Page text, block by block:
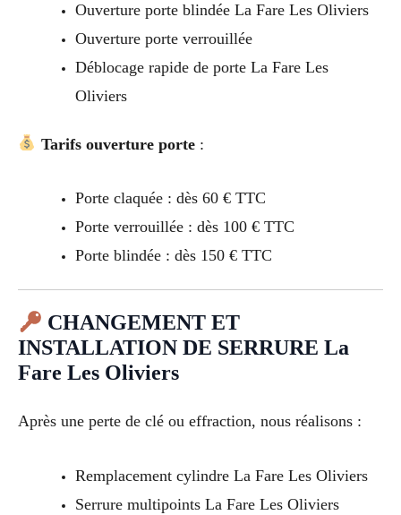
Ouverture porte blindée La Fare Les Oliviers
Ouverture porte verrouillée
Déblocage rapide de porte La Fare Les
Oliviers
Tarifs ouverture porte:
Porte claquée : dès 60 € TTC
Porte verrouillée : dès 100 € TTC
Porte blindée : dès 150 € TTC
CHANGEMENT ET
INSTALLATION DE SERRURE La
Fare Les Oliviers
Après une perte de clé ou effraction, nous réalisons :
Remplacement cylindre La Fare Les Oliviers
Serrure multipoints La Fare Les Oliviers